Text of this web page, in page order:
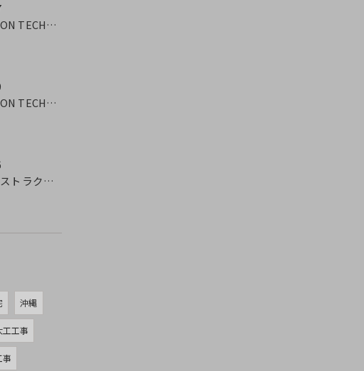
株式会社E.Y CON TECHです
株式会社E.Y CON TECHです
進行中のコンストラクション✨🏗️
沖縄
工工事
事